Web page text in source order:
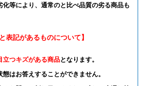
化等により、通常のと比べ品質の劣る商品も
表記があるものについて】
立つキズがある商品となります。
はお答えすることができません。